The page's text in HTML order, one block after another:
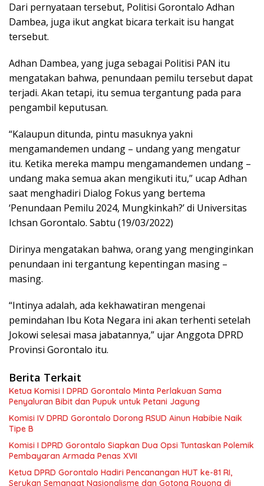
Dari pernyataan tersebut, Politisi Gorontalo Adhan
Dambea, juga ikut angkat bicara terkait isu hangat
tersebut.
Adhan Dambea, yang juga sebagai Politisi PAN itu
mengatakan bahwa, penundaan pemilu tersebut dapat
terjadi. Akan tetapi, itu semua tergantung pada para
pengambil keputusan.
“Kalaupun ditunda, pintu masuknya yakni
mengamandemen undang – undang yang mengatur
itu. Ketika mereka mampu mengamandemen undang –
undang maka semua akan mengikuti itu,” ucap Adhan
saat menghadiri Dialog Fokus yang bertema
‘Penundaan Pemilu 2024, Mungkinkah?’ di Universitas
Ichsan Gorontalo. Sabtu (19/03/2022)
Dirinya mengatakan bahwa, orang yang menginginkan
penundaan ini tergantung kepentingan masing –
masing.
“Intinya adalah, ada kekhawatiran mengenai
pemindahan Ibu Kota Negara ini akan terhenti setelah
Jokowi selesai masa jabatannya,” ujar Anggota DPRD
Provinsi Gorontalo itu.
Berita Terkait
Ketua Komisi I DPRD Gorontalo Minta Perlakuan Sama
Penyaluran Bibit dan Pupuk untuk Petani Jagung
Komisi IV DPRD Gorontalo Dorong RSUD Ainun Habibie Naik
Tipe B
Komisi I DPRD Gorontalo Siapkan Dua Opsi Tuntaskan Polemik
Pembayaran Armada Penas XVII
Ketua DPRD Gorontalo Hadiri Pencanangan HUT ke-81 RI,
Serukan Semangat Nasionalisme dan Gotong Royong di